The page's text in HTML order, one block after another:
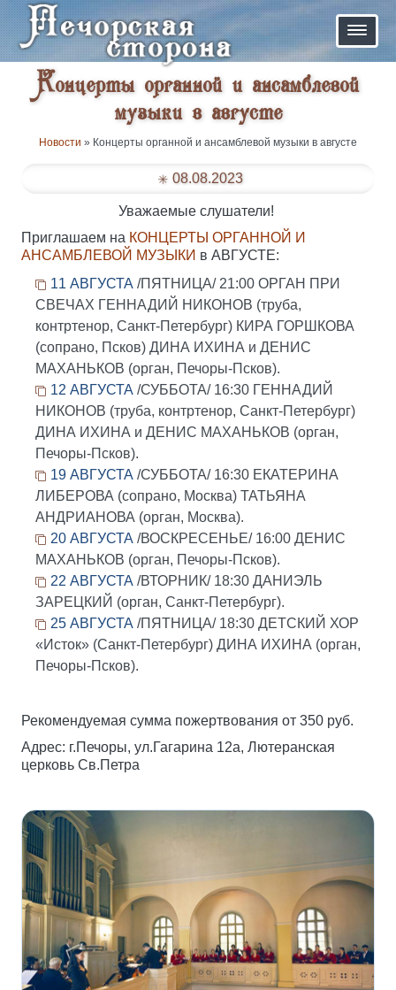
Концерты органной и ансамблевой
музыки в августе
Новости » Концерты органной и ансамблевой музыки в августе
08.08.2023
Уважаемые слушатели!
Приглашаем на КОНЦЕРТЫ ОРГАННОЙ И
АНСАМБЛЕВОЙ МУЗЫКИ в АВГУСТЕ:
11 АВГУСТА /ПЯТНИЦА/ 21:00 ОРГАН ПРИ
СВЕЧАХ ГЕННАДИЙ НИКОНОВ (труба,
контртенор, Санкт-Петербург) КИРА ГОРШКОВА
(сопрано, Псков) ДИНА ИХИНА и ДЕНИС
МАХАНЬКОВ (орган, Печоры-Псков).
12 АВГУСТА /СУББОТА/ 16:30 ГЕННАДИЙ
НИКОНОВ (труба, контртенор, Санкт-Петербург)
ДИНА ИХИНА и ДЕНИС МАХАНЬКОВ (орган,
Печоры-Псков).
19 АВГУСТА /СУББОТА/ 16:30 ЕКАТЕРИНА
ЛИБЕРОВА (сопрано, Москва) ТАТЬЯНА
АНДРИАНОВА (орган, Москва).
20 АВГУСТА /ВОСКРЕСЕНЬЕ/ 16:00 ДЕНИС
МАХАНЬКОВ (орган, Печоры-Псков).
22 АВГУСТА /ВТОРНИК/ 18:30 ДАНИЭЛЬ
ЗАРЕЦКИЙ (орган, Санкт-Петербург).
25 АВГУСТА /ПЯТНИЦА/ 18:30 ДЕТСКИЙ ХОР
«Исток» (Санкт-Петербург) ДИНА ИХИНА (орган,
Печоры-Псков).
Рекомендуемая сумма пожертвования от 350 руб.
Адрес: г.Печоры, ул.Гагарина 12а, Лютеранская
церковь Св.Петра